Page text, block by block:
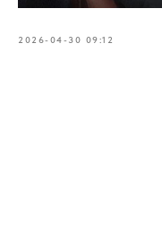
2026-04-30 09:12